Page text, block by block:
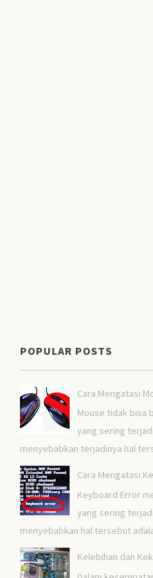
POPULAR POSTS
Cara Mengatasi
Mouse tidak bisa
yang sering
menyebabkan terjadinya hal
Cara Mengatasi
Keyboard Error
yang sering
menyebabkan hal tersebut
Kelebihan dan